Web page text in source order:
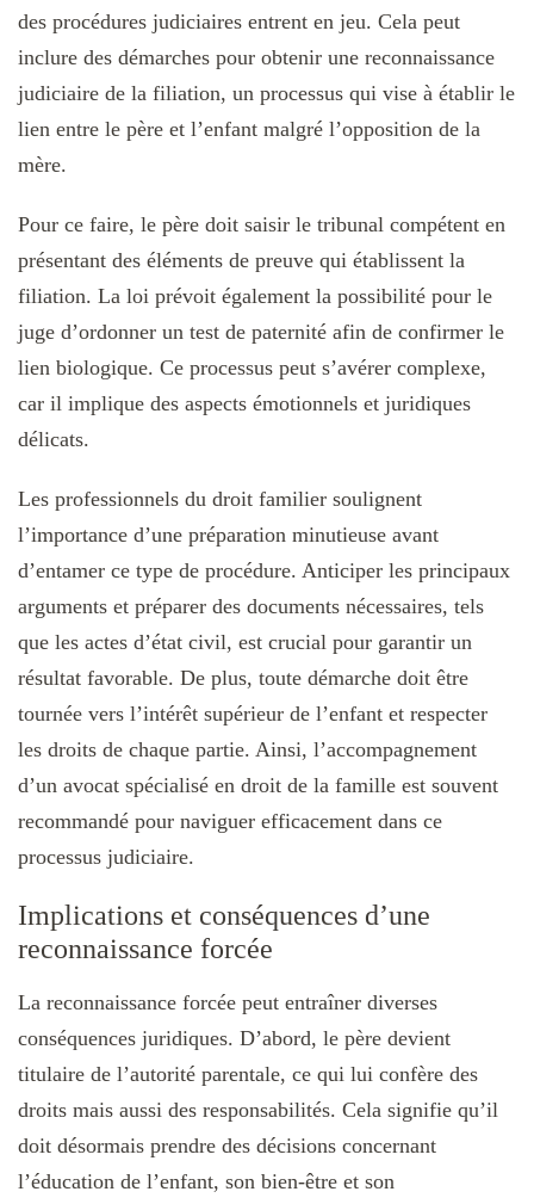
des procédures judiciaires entrent en jeu. Cela peut
inclure des démarches pour obtenir une reconnaissance
judiciaire de la filiation, un processus qui vise à établir le
lien entre le père et l’enfant malgré l’opposition de la
mère.
Pour ce faire, le père doit saisir le tribunal compétent en
présentant des éléments de preuve qui établissent la
filiation. La loi prévoit également la possibilité pour le
juge d’ordonner un test de paternité afin de confirmer le
lien biologique. Ce processus peut s’avérer complexe,
car il implique des aspects émotionnels et juridiques
délicats.
Les professionnels du droit familier soulignent
l’importance d’une préparation minutieuse avant
d’entamer ce type de procédure. Anticiper les principaux
arguments et préparer des documents nécessaires, tels
que les actes d’état civil, est crucial pour garantir un
résultat favorable. De plus, toute démarche doit être
tournée vers l’intérêt supérieur de l’enfant et respecter
les droits de chaque partie. Ainsi, l’accompagnement
d’un avocat spécialisé en droit de la famille est souvent
recommandé pour naviguer efficacement dans ce
processus judiciaire.
Implications et conséquences d’une
reconnaissance forcée
La reconnaissance forcée peut entraîner diverses
conséquences juridiques. D’abord, le père devient
titulaire de l’autorité parentale, ce qui lui confère des
droits mais aussi des responsabilités. Cela signifie qu’il
doit désormais prendre des décisions concernant
l’éducation de l’enfant, son bien-être et son